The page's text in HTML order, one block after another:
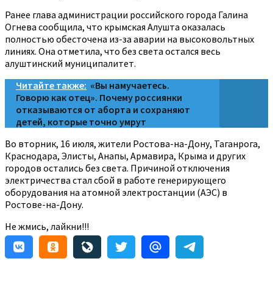
Ранее глава администрации российского города Галина
Огнева сообщила, что крымская Алушта оказалась
полностью обесточена из-за аварии на высоковольтных
линиях. Она отметила, что без света остался весь
алуштинский муниципалитет.
Читайте также: «Вы намучаетесь.
Говорю как отец». Почему россиянки
отказываются от аборта и сохраняют
детей, которые точно умрут
Во вторник, 16 июля, жители Ростова-на-Дону, Таганрога,
Краснодара, Элисты, Анапы, Армавира, Крыма и других
городов остались без света. Причиной отключения
электричества стал сбой в работе генерирующего
оборудования на атомной электростанции (АЭС) в
Ростове-на-Дону.
Не жмись, лайкни!!!